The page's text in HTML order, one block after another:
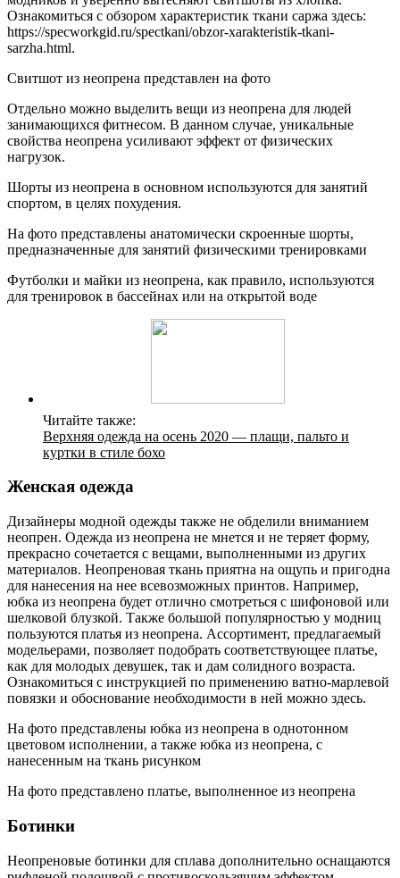
Ознакомиться с обзором характеристик ткани саржа здесь:
https://specworkgid.ru/spectkani/obzor-xarakteristik-tkani-
sarzha.html.
Свитшот из неопрена представлен на фото
Отдельно можно выделить вещи из неопрена для людей
занимающихся фитнесом. В данном случае, уникальные
свойства неопрена усиливают эффект от физических
нагрузок.
Шорты из неопрена в основном используются для занятий
спортом, в целях похудения.
На фото представлены анатомически скроенные шорты,
предназначенные для занятий физическими тренировками
Футболки и майки из неопрена, как правило, используются
для тренировок в бассейнах или на открытой воде
Читайте также:
Верхняя одежда на осень 2020 — плащи, пальто и
куртки в стиле бохо
Женская одежда
Дизайнеры модной одежды также не обделили вниманием
неопрен. Одежда из неопрена не мнется и не теряет форму,
прекрасно сочетается с вещами, выполненными из других
материалов. Неопреновая ткань приятна на ощупь и пригодна
для нанесения на нее всевозможных принтов. Например,
юбка из неопрена будет отлично смотреться с шифоновой или
шелковой блузкой. Также большой популярностью у модниц
пользуются платья из неопрена. Ассортимент, предлагаемый
модельерами, позволяет подобрать соответствующее платье,
как для молодых девушек, так и дам солидного возраста.
Ознакомиться с инструкцией по применению ватно-марлевой
повязки и обоснование необходимости в ней можно здесь.
На фото представлены юбка из неопрена в однотонном
цветовом исполнении, а также юбка из неопрена, с
нанесенным на ткань рисунком
На фото представлено платье, выполненное из неопрена
Ботинки
Неопреновые ботинки для сплава дополнительно оснащаются